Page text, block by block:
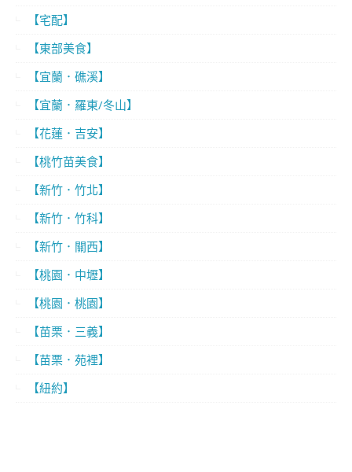
【宅配】
【東部美食】
【宜蘭．礁溪】
【宜蘭．羅東/冬山】
【花蓮．吉安】
【桃竹苗美食】
【新竹．竹北】
【新竹．竹科】
【新竹．關西】
【桃園．中壢】
【桃園．桃園】
【苗栗．三義】
【苗栗．苑裡】
【紐約】